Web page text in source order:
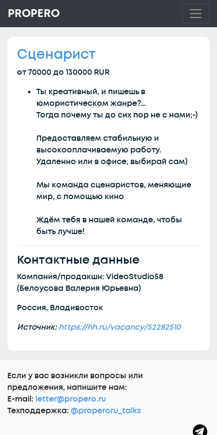
PROPERO
Сценарист
от 70000 до 130000 RUR
Ты креативный, и пишешь в
юмористическом жанре?…
Тогда почему ты до сих пор не с нами;-)
Предоставляем стабильную и
высокооплачиваемую работу.
Удаленно или в офисе, выбирай сам)
Мы команда сценаристов, меняющие
мир, с помощью кино
Ждём тебя в нашей команде, чтобы
быть лучше!
Контактные данные
Компания/продакшн: VideoStudio58
(Белоусова Валерия Юрьевна)
Россия, Владивосток
Источник:https://hh.ru/vacancy/52282510
Еcли у вас возникли вопросы или
предложения, напишите нам:
E-mail: letter@propero.ru
Техподдержка: @properoru_talks